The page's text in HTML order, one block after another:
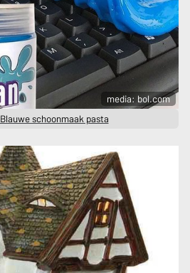
media: bol.com
schoonmaak pasta